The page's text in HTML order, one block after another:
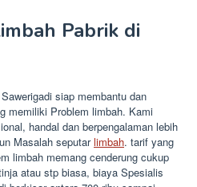
Pabrik di
siap membantu dan
memiliki Problem limbah. Kami
handal dan berpengalaman lebih
Masalah seputarlimbah. tarif yang
limbah memang cenderung cukup
atau stp biasa, biaya Spesialis